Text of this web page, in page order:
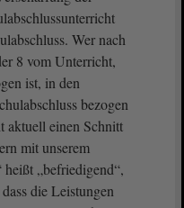
Wer nach
8 vom Unterricht,
ist, in den
bezogen
aktuell einen Schnitt
mit unserem
heißt „befriedigend“,
die Leistungen